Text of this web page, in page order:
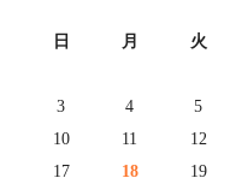
日 月 火
3
4 5
10
11 12
17
18 19